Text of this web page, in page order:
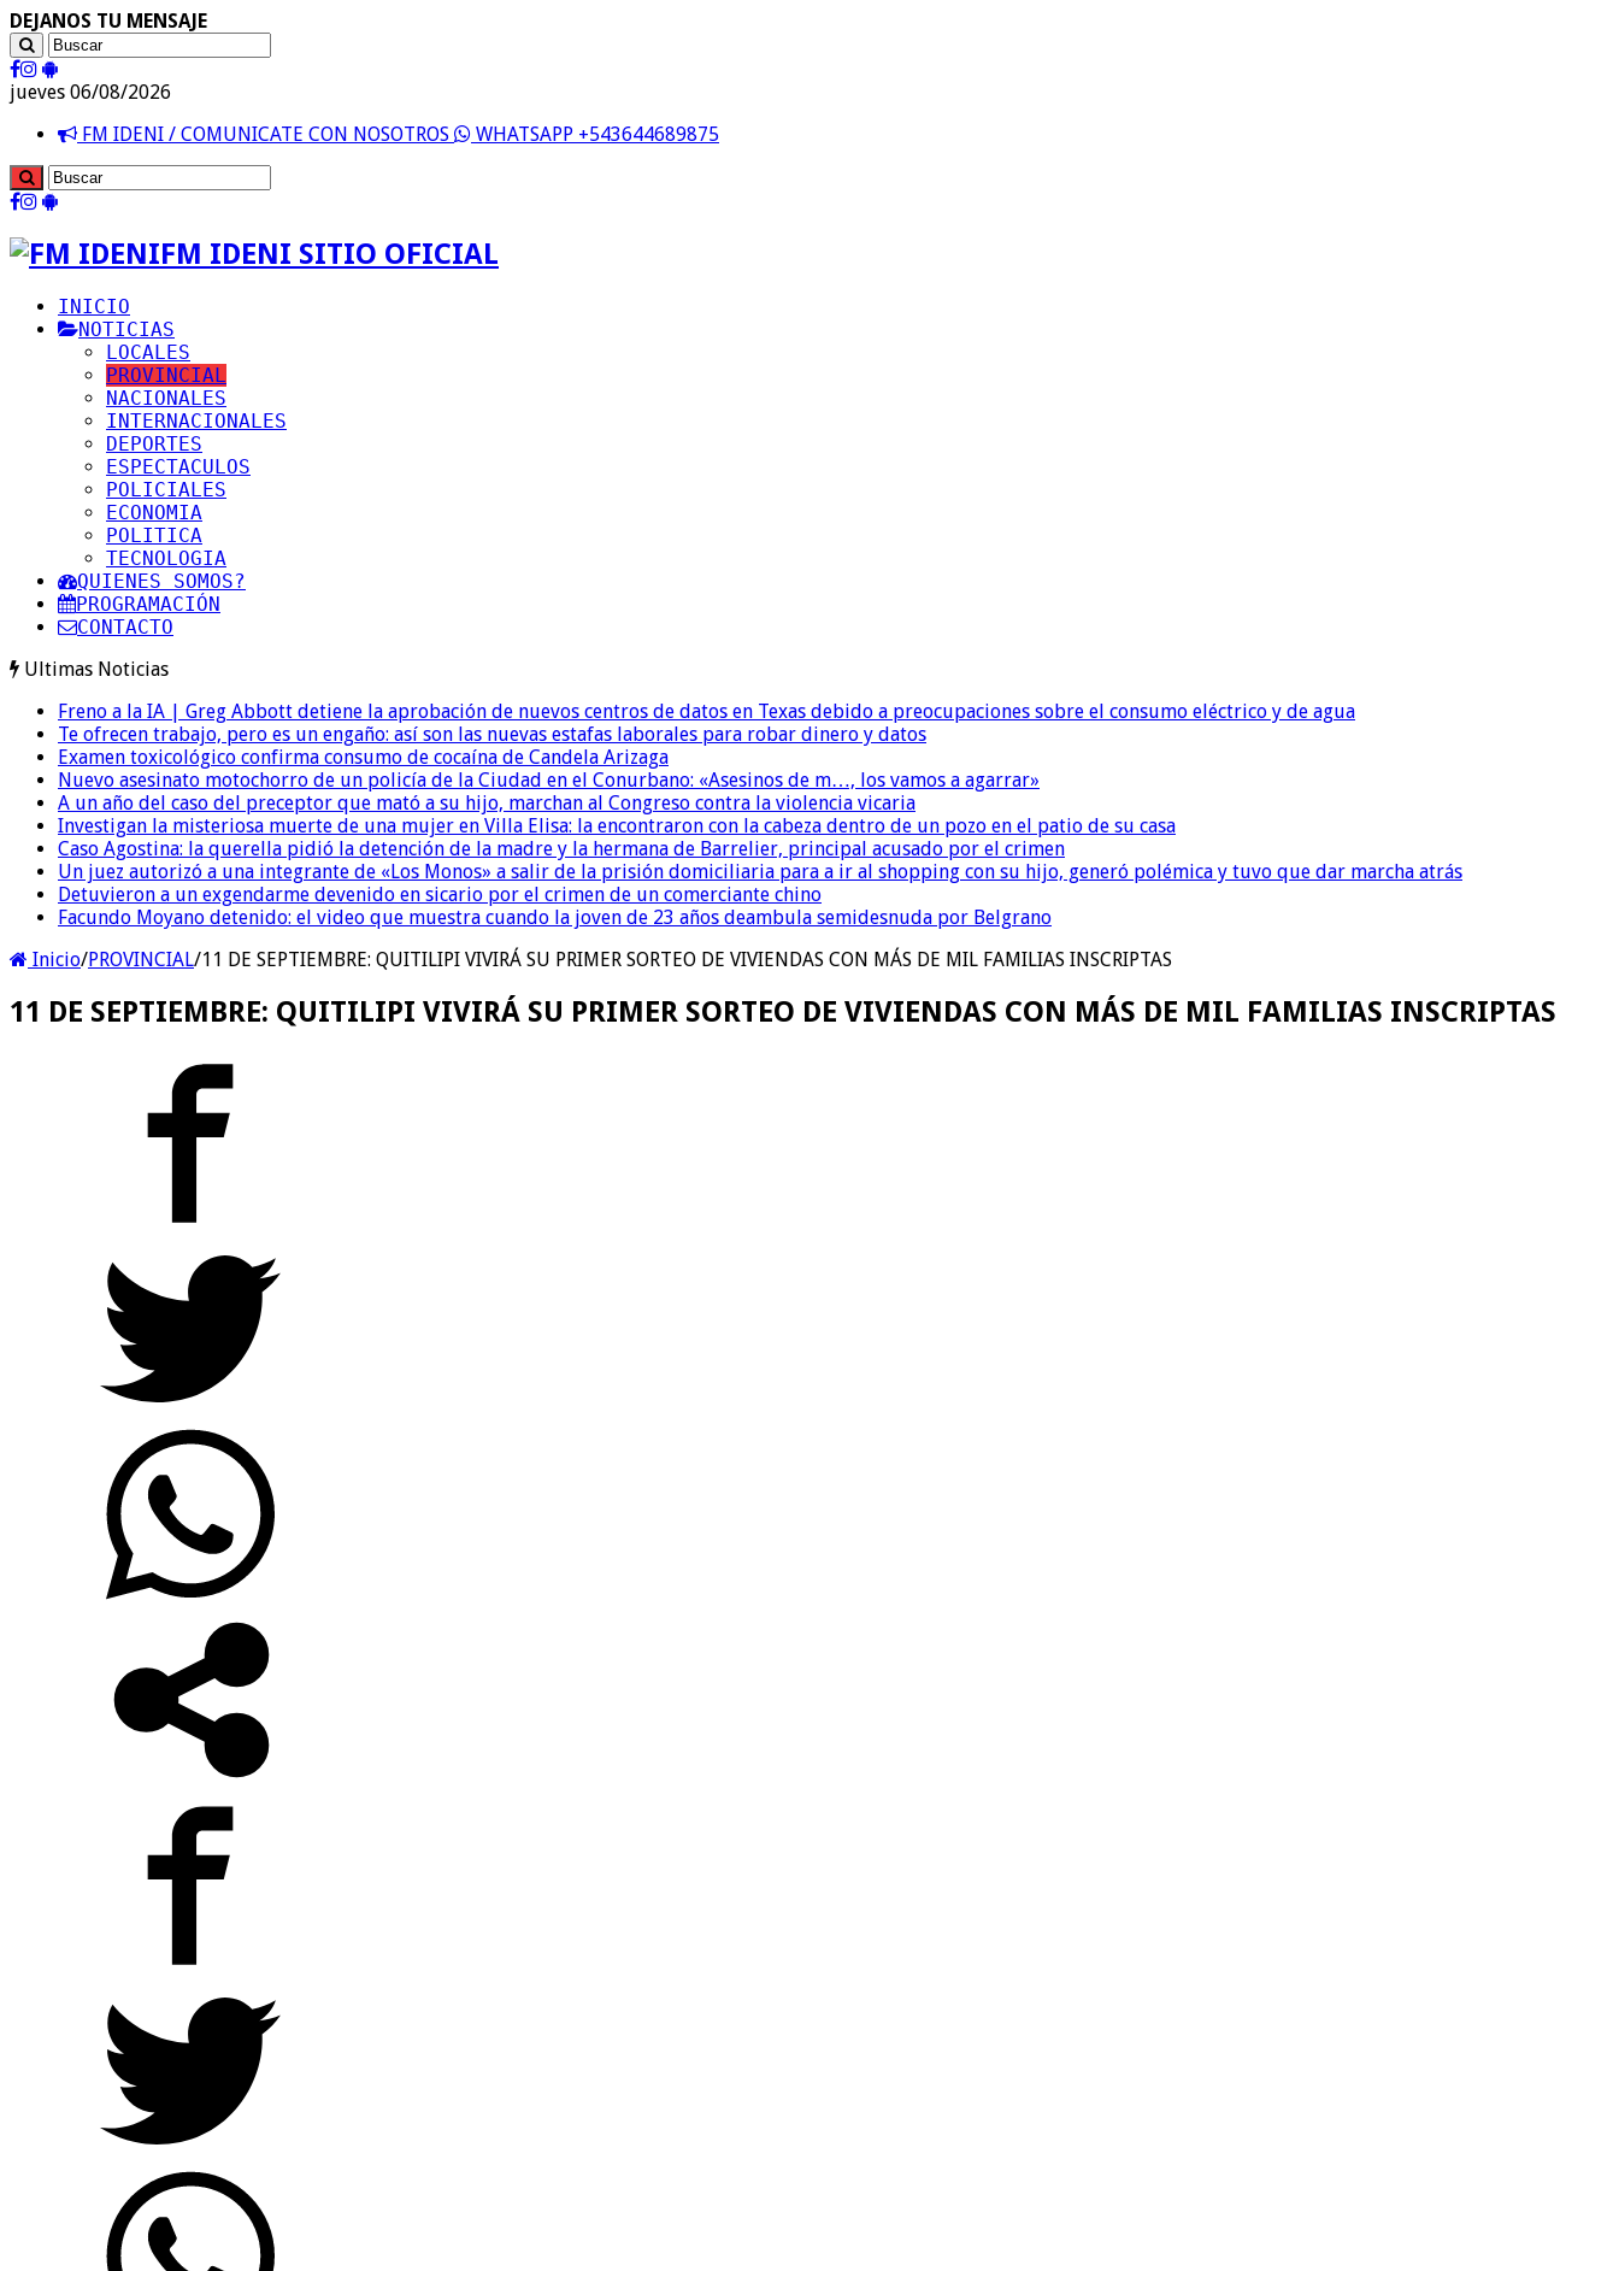
DEJANOS TU MENSAJE
jueves 06/08/2026
FM IDENI / COMUNICATE CON NOSOTROS
WHATSAPP +543644689875
FM IDENI SITIO OFICIAL
INICIO
NOTICIAS
LOCALES
PROVINCIAL
NACIONALES
INTERNACIONALES
DEPORTES
ESPECTACULOS
POLICIALES
ECONOMIA
POLITICA
TECNOLOGIA
QUIENES SOMOS?
PROGRAMACIÓN
CONTACTO
Ultimas Noticias
Freno a la IA | Greg Abbott detiene la aprobación de nuevos centros de datos en Texas debido a preocupaciones sobre el consumo eléctrico y de agua
Te ofrecen trabajo, pero es un engaño: así son las nuevas estafas laborales para robar dinero y datos
Examen toxicológico confirma consumo de cocaína de Candela Arizaga
Nuevo asesinato motochorro de un policía de la Ciudad en el Conurbano: «Asesinos de m…, los vamos a agarrar»
A un año del caso del preceptor que mató a su hijo, marchan al Congreso contra la violencia vicaria
Investigan la misteriosa muerte de una mujer en Villa Elisa: la encontraron con la cabeza dentro de un pozo en el patio de su casa
Caso Agostina: la querella pidió la detención de la madre y la hermana de Barrelier, principal acusado por el crimen
Un juez autorizó a una integrante de «Los Monos» a salir de la prisión domiciliaria para a ir al shopping con su hijo, generó polémica y tuvo que dar marcha atrás
Detuvieron a un exgendarme devenido en sicario por el crimen de un comerciante chino
Facundo Moyano detenido: el video que muestra cuando la joven de 23 años deambula semidesnuda por Belgrano
Inicio/PROVINCIAL/11 DE SEPTIEMBRE: QUITILIPI VIVIRÁ SU PRIMER SORTEO DE VIVIENDAS CON MÁS DE MIL FAMILIAS INSCRIPTAS
11 DE SEPTIEMBRE: QUITILIPI VIVIRÁ SU PRIMER SORTEO DE VIVIENDAS CON MÁS DE MIL FAMILIAS INSCRIPTAS